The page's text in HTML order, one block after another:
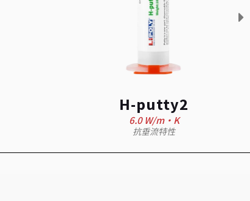
H-putty2
6.0 W/m·K
抗垂流特性